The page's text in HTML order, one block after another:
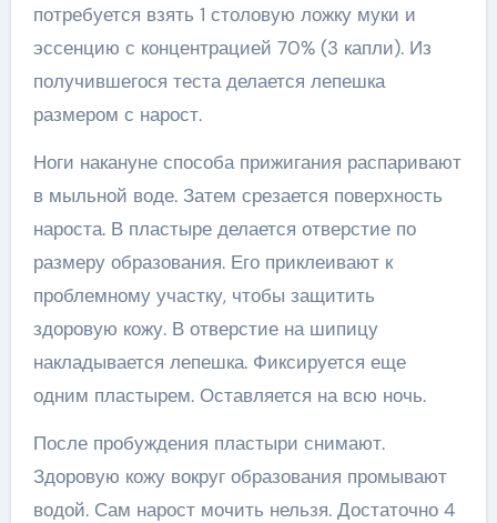
потребуется взять 1 столовую ложку муки и
эссенцию с концентрацией 70% (3 капли). Из
получившегося теста делается лепешка
размером с нарост.
Ноги накануне способа прижигания распаривают
в мыльной воде. Затем срезается поверхность
нароста. В пластыре делается отверстие по
размеру образования. Его приклеивают к
проблемному участку, чтобы защитить
здоровую кожу. В отверстие на шипицу
накладывается лепешка. Фиксируется еще
одним пластырем. Оставляется на всю ночь.
После пробуждения пластыри снимают.
Здоровую кожу вокруг образования промывают
водой. Сам нарост мочить нельзя. Достаточно 4